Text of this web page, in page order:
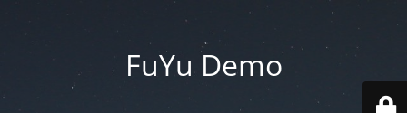
FuYu Demo